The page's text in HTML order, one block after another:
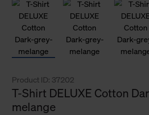
Product ID: 37202
T-Shirt DELUXE Cotton
melange